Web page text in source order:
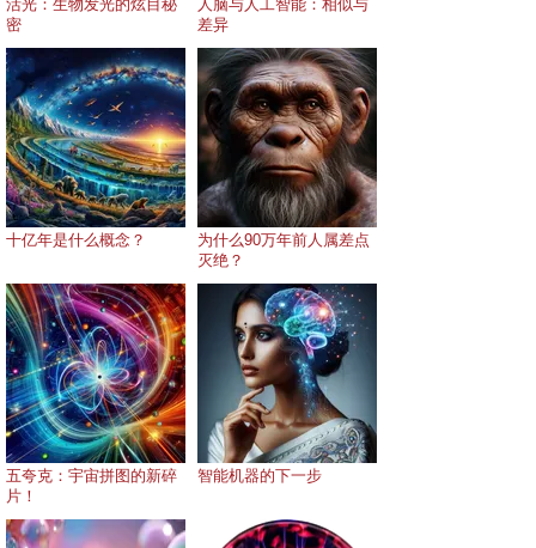
活光：生物发光的炫目秘
密
人脑与人工智能：相似与
差异
十亿年是什么概念？
为什么90万年前人属差点
灭绝？
五夸克：宇宙拼图的新碎
片！
智能机器的下一步